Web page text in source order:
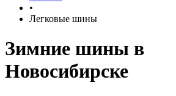
•
Легковые шины
Зимние шины в
Новосибирске